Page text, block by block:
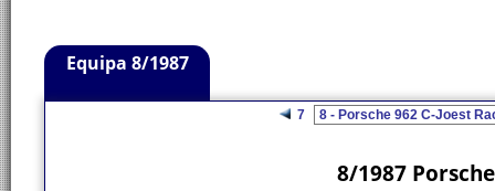
Equipa 8/1987
7
8/1987